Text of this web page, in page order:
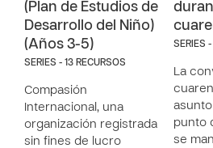
(Plan de Estudios de
Desarrollo del Niño)
(Años 3-5)
SERIES - 13 RECURSOS
Compasión
Internacional, una
organización registrada
sin fines de lucro
SERIES
La
asunto
punto
se